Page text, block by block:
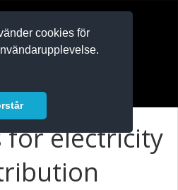
cookies för
for electricity